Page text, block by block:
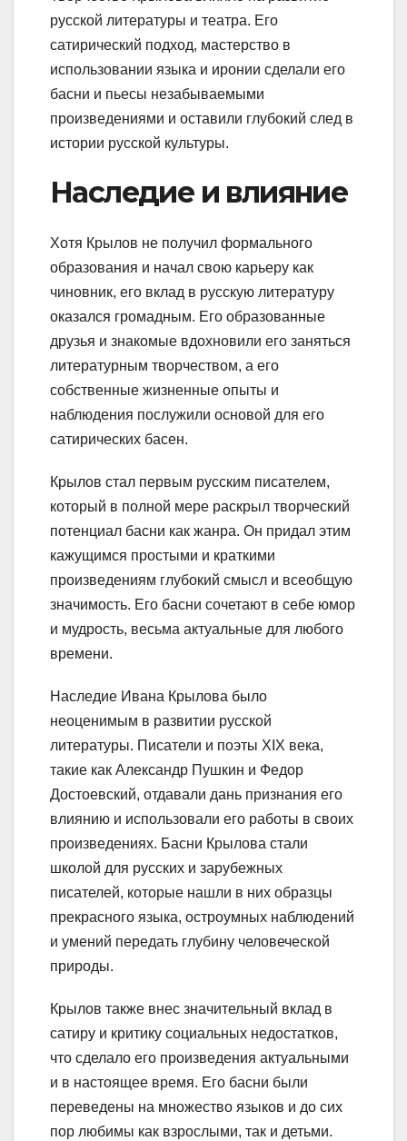
русской литературы и театра. Его
сатирический подход, мастерство в
использовании языка и иронии сделали его
басни и пьесы незабываемыми
произведениями и оставили глубокий след в
истории русской культуры.
Наследие и влияние
Хотя Крылов не получил формального
образования и начал свою карьеру как
чиновник, его вклад в русскую литературу
оказался громадным. Его образованные
друзья и знакомые вдохновили его заняться
литературным творчеством, а его
собственные жизненные опыты и
наблюдения послужили основой для его
сатирических басен.
Крылов стал первым русским писателем,
который в полной мере раскрыл творческий
потенциал басни как жанра. Он придал этим
кажущимся простыми и краткими
произведениям глубокий смысл и всеобщую
значимость. Его басни сочетают в себе юмор
и мудрость, весьма актуальные для любого
времени.
Наследие Ивана Крылова было
неоценимым в развитии русской
литературы. Писатели и поэты XIX века,
такие как Александр Пушкин и Федор
Достоевский, отдавали дань признания его
влиянию и использовали его работы в своих
произведениях. Басни Крылова стали
школой для русских и зарубежных
писателей, которые нашли в них образцы
прекрасного языка, остроумных наблюдений
и умений передать глубину человеческой
природы.
Крылов также внес значительный вклад в
сатиру и критику социальных недостатков,
что сделало его произведения актуальными
и в настоящее время. Его басни были
переведены на множество языков и до сих
пор любимы как взрослыми, так и детьми.